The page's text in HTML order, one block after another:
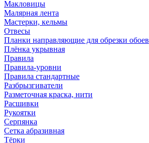
Макловицы
Малярная лента
Мастерки, кельмы
Отвесы
Планки направляющие для обрезки обоев
Плёнка укрывная
Правила
Правила-уровни
Правила стандартные
Разбрызгиватели
Разметочная краска, нити
Расшивки
Рукоятки
Серпянка
Сетка абразивная
Тёрки